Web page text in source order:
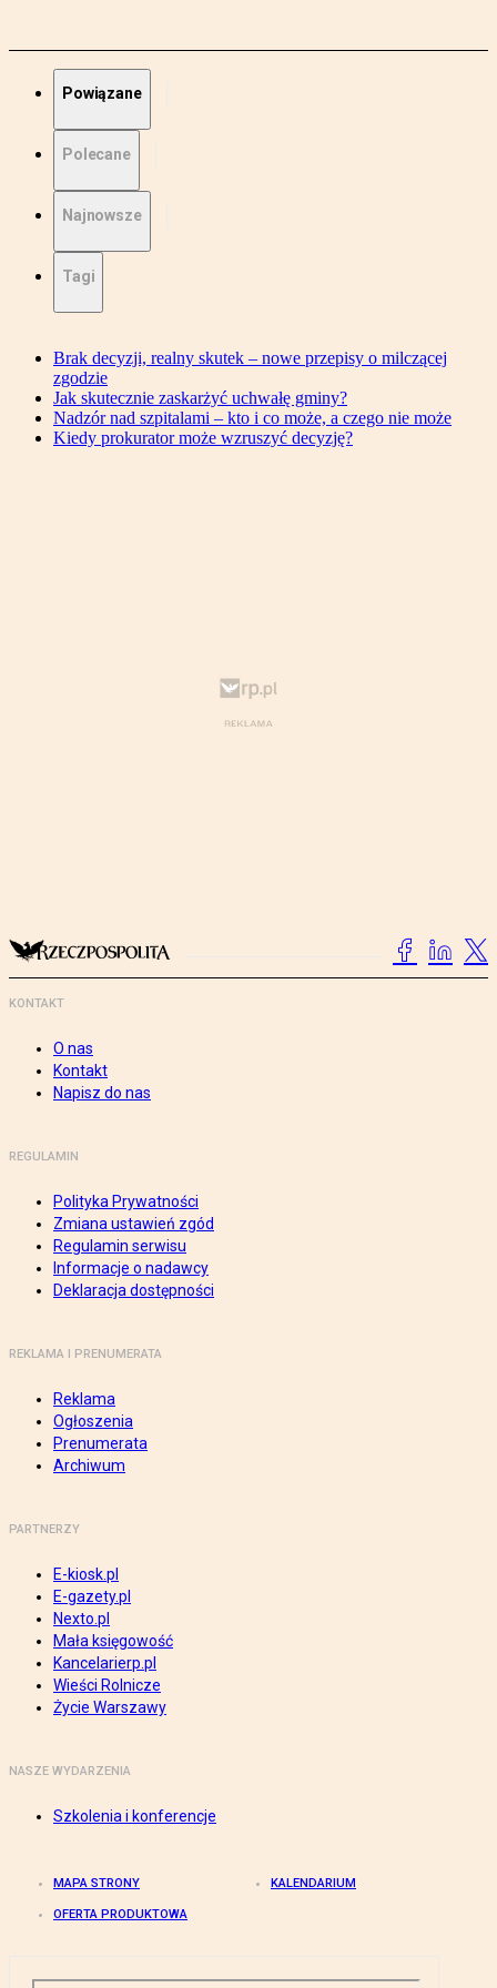
Powiązane
Polecane
Najnowsze
Tagi
Brak decyzji, realny skutek – nowe przepisy o milczącej
zgodzie
Jak skutecznie zaskarżyć uchwałę gminy?
Nadzór nad szpitalami – kto i co może, a czego nie może
Kiedy prokurator może wzruszyć decyzję?
KONTAKT
O nas
Kontakt
Napisz do nas
REGULAMIN
Polityka Prywatności
Zmiana ustawień zgód
Regulamin serwisu
Informacje o nadawcy
Deklaracja dostępności
REKLAMA I PRENUMERATA
Reklama
Ogłoszenia
Prenumerata
Archiwum
PARTNERZY
E-kiosk.pl
E-gazety.pl
Nexto.pl
Mała księgowość
Kancelarierp.pl
Wieści Rolnicze
Życie Warszawy
NASZE WYDARZENIA
Szkolenia i konferencje
MAPA STRONY KALENDARIUM
OFERTA PRODUKTOWA